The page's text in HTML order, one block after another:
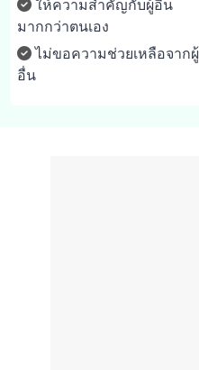
ให้ความสำคัญกับผู้อื่น
มากกว่าตนเอง
ไม่ขอความช่วยเหลือจากผู้
อื่น